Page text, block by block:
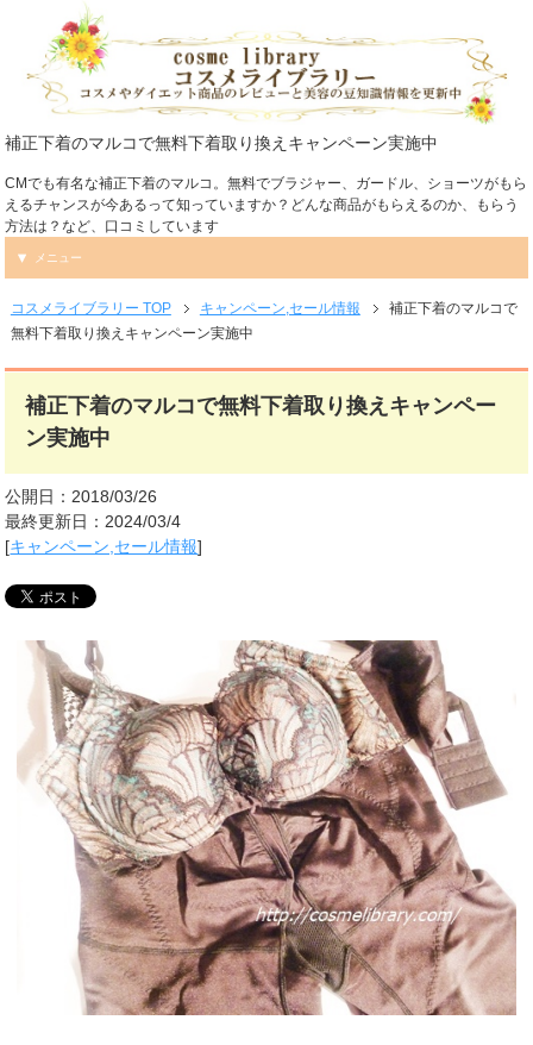
補正下着のマルコで無料下着取り換えキャンペーン実施中
CMでも有名な補正下着のマルコ。無料でブラジャー、ガードル、ショーツがもら
えるチャンスが今あるって知っていますか？どんな商品がもらえるのか、もらう
方法は？など、口コミしています
メニュー
コスメライブラリー TOP キャンペーン,セール情報
補正下着のマルコで
無料下着取り換えキャンペーン実施中
補正下着のマルコで無料下着取り換えキャンペー
ン実施中
公開日：2018/03/26
最終更新日：2024/03/4
[キャンペーン,セール情報]